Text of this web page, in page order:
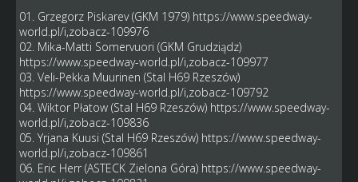
01. Grzegorz Piskarev (GKM 1979) https://www.speedway-
world.pl/i,zobacz-109976
02. Mika-Matti Somervuori (GKM Grudziądz)
https://www.speedway-world.pl/i,zobacz-109977
03. Veli-Pekka Muurinen (Stal H69 Rzeszów)
https://www.speedway-world.pl/i,zobacz-109792
04. Wiktor Płatow (Stal H69 Rzeszów) https://www.speedway-
world.pl/i,zobacz-109836
05. Yrjana Kuusi (Stal H69 Rzeszów) https://www.speedway-
world.pl/i,zobacz-109861
06. Eric Herr (ASTECK Zielona Góra) https://www.speedway-